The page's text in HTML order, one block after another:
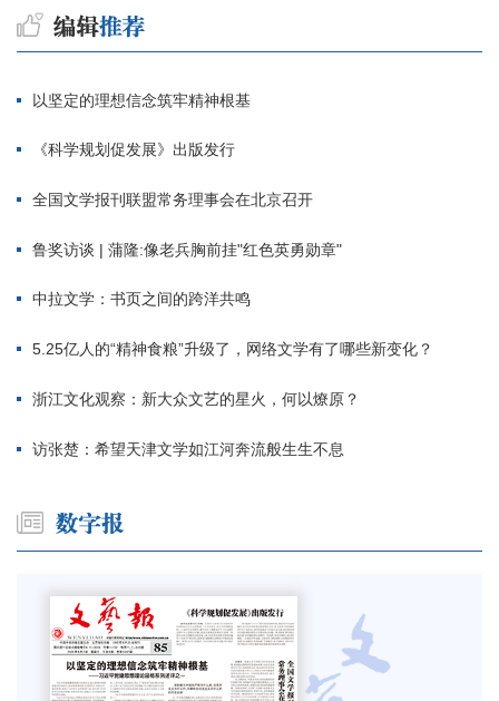
以坚定的理想信念筑牢精神根基
《科学规划促发展》出版发行
全国文学报刊联盟常务理事会在北京召开
鲁奖访谈 | 蒲隆:像老兵胸前挂"红色英勇勋章"
中拉文学：书页之间的跨洋共鸣
5.25亿人的“精神食粮”升级了，网络文学有了哪些新变化？
浙江文化观察：新大众文艺的星火，何以燎原？
访张楚：希望天津文学如江河奔流般生生不息